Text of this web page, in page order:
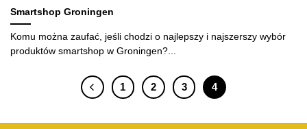
Smartshop Groningen
Komu można zaufać, jeśli chodzi o najlepszy i najszerszy wybór
produktów smartshop w Groningen?...
1 2 3 4